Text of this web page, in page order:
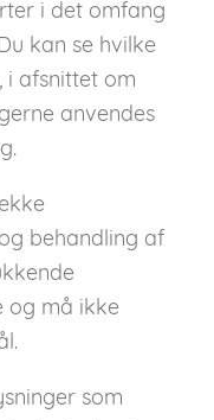
i det omfang
kan se hvilke
i afsnittet om
anvendes
behandling af
og må ikke
som